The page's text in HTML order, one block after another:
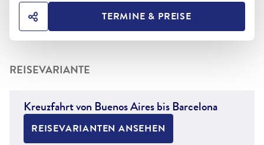
HOTEL TEILENTERMINE & PREISE
REISEVARIANTE
Kreuzfahrt von Buenos Aires bis Barcelona
REISEVARIANTEN ANSEHEN